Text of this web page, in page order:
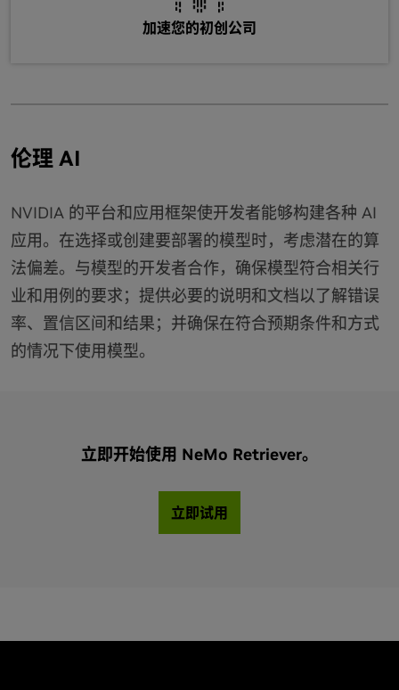
加速您的初创公司
伦理 AI
NVIDIA 的平台和应用框架使开发者能够构建各种 AI
应用。在选择或创建要部署的模型时，考虑潜在的算
法偏差。与模型的开发者合作，确保模型符合相关行
业和用例的要求；提供必要的说明和文档以了解错误
率、置信区间和结果；并确保在符合预期条件和方式
的情况下使用模型。
立即开始使用 NeMo Retriever。
立即试用